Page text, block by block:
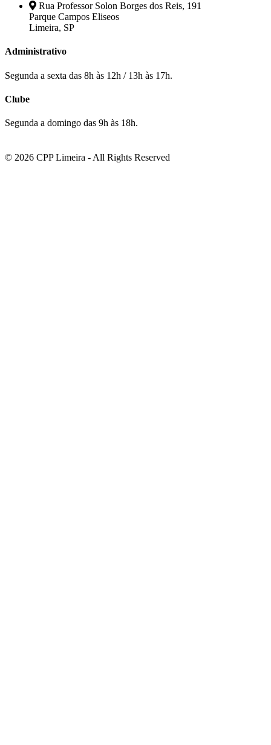
Rua Professor Solon Borges dos Reis, 191
Parque Campos Eliseos
Limeira, SP
Administrativo
Segunda a sexta das 8h às 12h / 13h às 17h.
Clube
Segunda a domingo das 9h às 18h.
© 2026 CPP Limeira - All Rights Reserved